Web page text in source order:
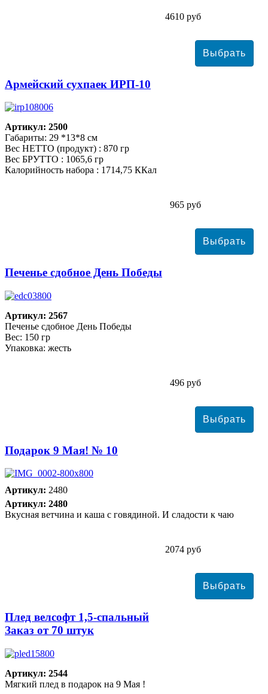
4610 руб
Армейский сухпаек ИРП-10
Артикул: 2500
Габариты: 29 *13*8 см
Вес НЕТТО (продукт) : 870 гр
Вес БРУТТО : 1065,6 гр
Калорийность набора : 1714,75 ККал
965 руб
Печенье сдобное День Победы
Артикул: 2567
Печенье сдобное День Победы
Вес: 150 гр
Упаковка: жесть
496 руб
Подарок 9 Мая! № 10
Артикул: 2480
Артикул: 2480
Вкусная ветчина и каша с говядиной. И сладости к чаю
2074 руб
Плед велсофт 1,5-спальный
Заказ от 70 штук
Артикул: 2544
Мягкий плед в подарок на 9 Мая !